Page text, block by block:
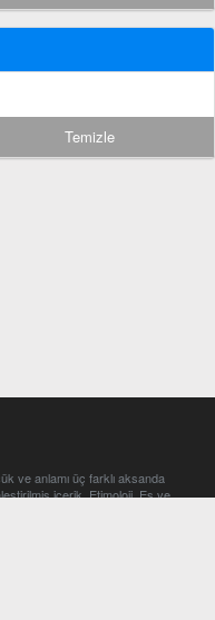
Temizle
ve anlamı üç farklı aksanda
içerik. Etimoloji, Eş ve